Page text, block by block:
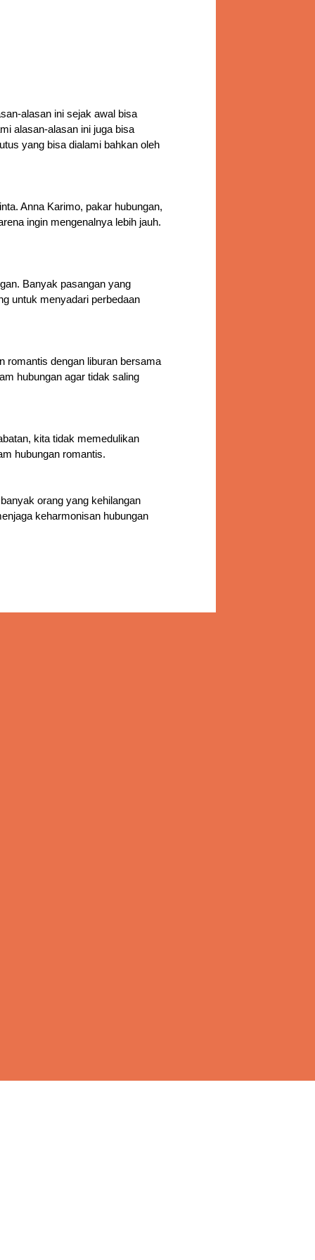
alasan ini sejak awal bisa
alasan-alasan ini juga bisa
yang bisa dialami bahkan oleh
Anna Karimo, pakar hubungan,
ingin mengenalnya lebih jauh.
Banyak pasangan yang
untuk menyadari perbedaan
romantis dengan liburan bersama
hubungan agar tidak saling
kita tidak memedulikan
hubungan romantis.
orang yang kehilangan
keharmonisan hubungan